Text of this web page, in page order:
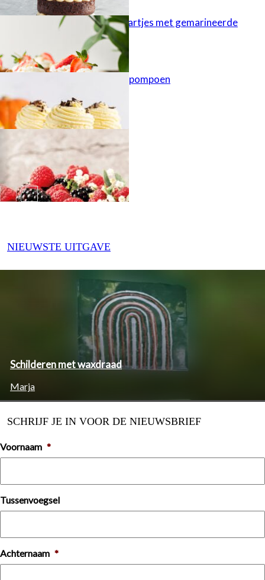
Cheesecaketaartjes met gemarineerde
aardbeien
Cupcakes met pompoen
Najaarstaart
NIEUWSTE UITGAVE
Schilderen met waxdraad
Marja
SCHRIJF JE IN VOOR DE NIEUWSBRIEF
Voornaam *
Tussenvoegsel
Achternaam *